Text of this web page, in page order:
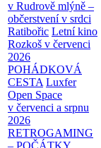
v Rudrově mlýně –
občerstvení v srdci
Ratibořic Letní kino
Rozkoš v červenci
2026
POHÁDKOVÁ
CESTA Luxfer
Open Space
v červenci a srpnu
2026
RETROGAMING